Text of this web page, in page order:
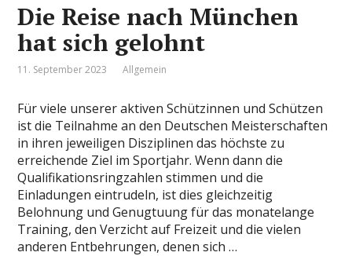
Die Reise nach München
hat sich gelohnt
11. September 2023 Allgemein
Für viele unserer aktiven Schützinnen und Schützen
ist die Teilnahme an den Deutschen Meisterschaften
in ihren jeweiligen Disziplinen das höchste zu
erreichende Ziel im Sportjahr. Wenn dann die
Qualifikationsringzahlen stimmen und die
Einladungen eintrudeln, ist dies gleichzeitig
Belohnung und Genugtuung für das monatelange
Training, den Verzicht auf Freizeit und die vielen
anderen Entbehrungen, denen sich …